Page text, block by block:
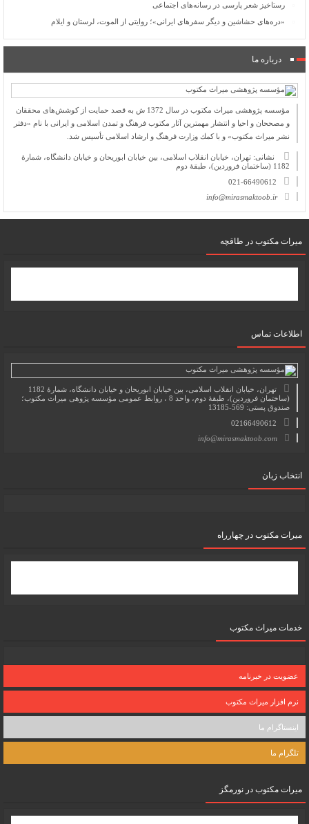
رستاخیز شعر پارسی در رسانه‌های اجتماعی
«دره‌های حشاشین و دیگر سفرهای ایرانی»؛ روایتی از الموت، لرستان و ایلام
درباره ما
مؤسسه پژوهشی میراث مكتوب در سال 1372 ش به قصد حمایت از كوشش‌های محققان
و مصححان و احیا و انتشار مهمترین آثار مكتوب فرهنگ و تمدن اسلامی و ایرانی با نام «دفتر
نشر میراث مكتوب» و با كمك وزارت فرهنگ و ارشاد اسلامی تأسیس شد.
نشانی: تهران، خیابان انقلاب اسلامی، بین خیابان ابوریحان و خیابان دانشگاه، شمارۀ
1182 (ساختمان فروردین)، طبقۀ دوم
021-66490612
info@mirasmaktoob.ir
میرات مکتوب در طاقچه
اطلاعات تماس
تهران، خیابان انقلاب اسلامی، بین خیابان ابوریحان و خیابان دانشگاه، شمارۀ 1182
(ساختمان فروردین)، طبقۀ دوم، واحد 8 ، روابط عمومی مؤسسه پژوهی میراث مکتوب؛
صندوق پستی: 569-13185
02166490612
info@mirasmaktoob.com
انتخاب زبان
میرات مکتوب در چهارراه
خدمات میراث مکتوب
عضویت در خبرنامه
نرم افزار میراث مکتوب
اینستاگرام ما
تلگرام ما
میرات مکتوب در نورمگز